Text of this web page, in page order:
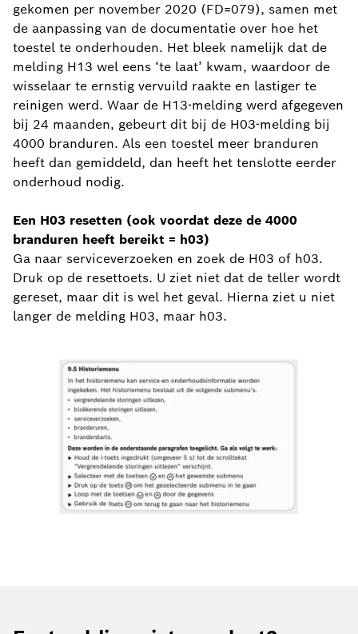
gekomen per november 2020 (FD=079), samen met
de aanpassing van de documentatie over hoe het
toestel te onderhouden. Het bleek namelijk dat de
melding H13 wel eens ‘te laat’ kwam, waardoor de
wisselaar te ernstig vervuild raakte en lastiger te
reinigen werd. Waar de H13-melding werd afgegeven
bij 24 maanden, gebeurt dit bij de H03-melding bij
4000 branduren. Als een toestel meer branduren
heeft dan gemiddeld, dan heeft het tenslotte eerder
onderhoud nodig.
Een H03 resetten (ook voordat deze de 4000
branduren heeft bereikt = h03)
Ga naar serviceverzoeken en zoek de H03 of h03.
Druk op de resettoets. U ziet niet dat de teller wordt
gereset, maar dit is wel het geval. Hierna ziet u niet
langer de melding H03, maar h03.